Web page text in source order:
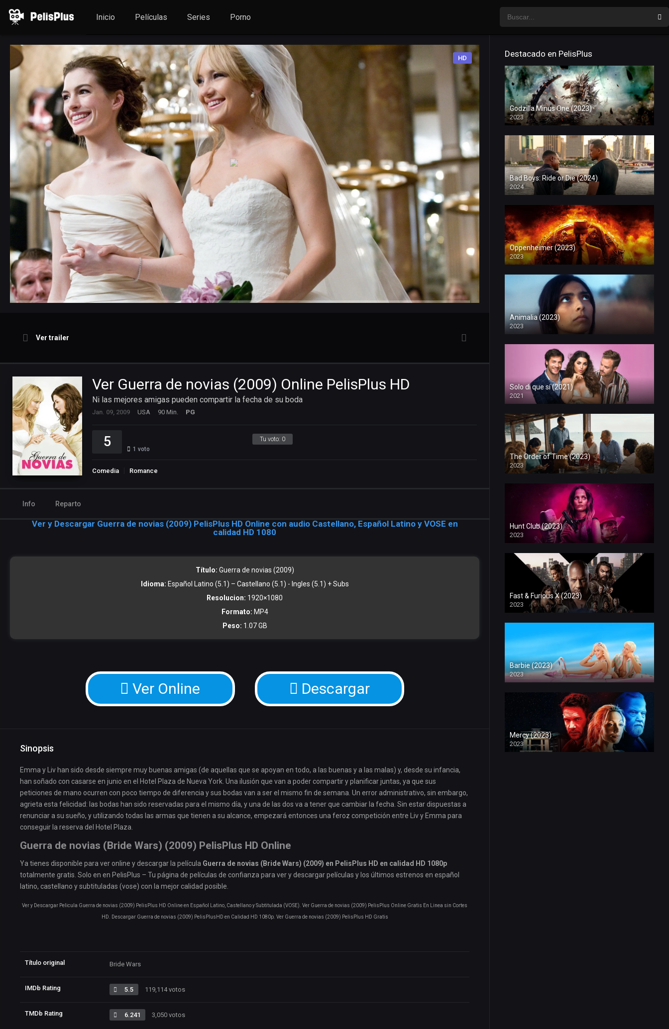
Inicio Películas Series Porno
HD
Ver trailer
Ver Guerra de novias (2009) Online PelisPlus HD
Ni las mejores amigas pueden compartir la fecha de su boda
Jan. 09, 2009 USA 90 Min. PG
Tu voto: 0
5 1 voto
Comedia Romance
Info Reparto
Ver y Descargar Guerra de novias (2009) PelisPlus HD Online con audio Castellano, Español Latino y VOSE en
calidad HD 1080
Título: Guerra de novias (2009)
Idioma: Español Latino (5.1) – Castellano (5.1) - Ingles (5.1) + Subs
Resolucion: 1920×1080
Formato: MP4
Peso: 1.07 GB
Ver Online Descargar
Sinopsis
Emma y Liv han sido desde siempre muy buenas amigas (de aquellas que se apoyan en todo, a las buenas y a las malas) y, desde su infancia,
han soñado con casarse en junio en el Hotel Plaza de Nueva York. Una ilusión que van a poder compartir y planificar juntas, ya que sus
peticiones de mano ocurren con poco tiempo de diferencia y sus bodas van a ser el mismo fin de semana. Un error administrativo, sin embargo,
agrieta esta felicidad: las bodas han sido reservadas para el mismo día, y una de las dos va a tener que cambiar la fecha. Sin estar dispuestas a
renunciar a su sueño, y utilizando todas las armas que tienen a su alcance, empezará entonces una feroz competición entre Liv y Emma para
conseguir la reserva del Hotel Plaza.
Guerra de novias (Bride Wars) (2009) PelisPlus HD Online
Ya tienes disponible para ver online y descargar la película Guerra de novias (Bride Wars) (2009) en PelisPlus HD en calidad HD 1080p
totalmente gratis. Solo en en PelisPlus – Tu página de películas de confianza para ver y descargar películas y los últimos estrenos en español
latino, castellano y subtituladas (vose) con la mejor calidad posible.
Ver y Descargar Pelicula Guerra de novias (2009) PelisPlus HD Online en Español Latino, Castellano y Subtitulada (VOSE). Ver Guerra de novias (2009) PelisPlus Online Gratis En Linea sin Cortes
HD. Descargar Guerra de novias (2009) PelisPlusHD en Calidad HD 1080p. Ver Guerra de novias (2009) PelisPlus HD Gratis
Título original Bride Wars
IMDb Rating 5.5 119,114 votos
TMDb Rating 6.241 3,050 votos
Destacado en PelisPlus
Godzilla Minus One (2023)
2023
Bad Boys: Ride or Die (2024)
2024
Oppenheimer (2023)
2023
Animalia (2023)
2023
Solo di que sí (2021)
2021
The Order of Time (2023)
2023
Hunt Club (2023)
2023
Fast & Furious X (2023)
2023
Barbie (2023)
2023
Mercy (2023)
2023